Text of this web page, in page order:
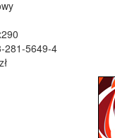
281-5649-4